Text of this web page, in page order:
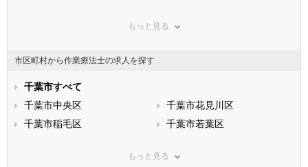
神奈川県
石川県
福井県
静岡県
滋賀県
大阪府
兵庫県
和歌山県
山口県
もっと見る
市区町村から作業療法士の求人を探す
千葉市すべて
千葉市中央区
千葉市花見川区
千葉市稲毛区
千葉市若葉区
もっと見る